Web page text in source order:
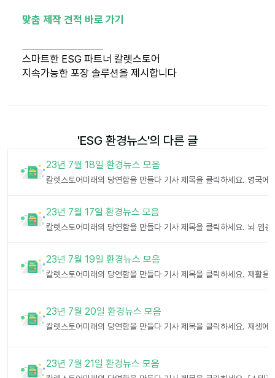
맞춤 제작 견적 바로 가기
스마트한 ESG 파트너 칼렛스토어
지속가능한 포장 솔루션을 제시합니다
'ESG 환경뉴스'의 다른 글
23년 7월 18일 환경뉴스 모음
23년 7월 17일 환경뉴스 모음
23년 7월 19일 환경뉴스 모음
23년 7월 20일 환경뉴스 모음
23년 7월 21일 환경뉴스 모음